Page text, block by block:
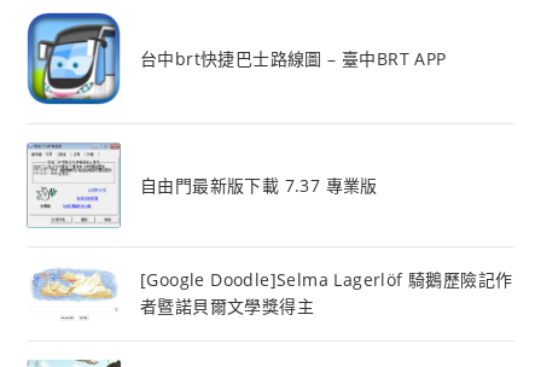
台中brt快捷巴士路線圖 – 臺中BRT APP
自由門最新版下載 7.37 專業版
[Google Doodle]Selma Lagerlöf 騎鵝歷險記作
者暨諾貝爾文學獎得主